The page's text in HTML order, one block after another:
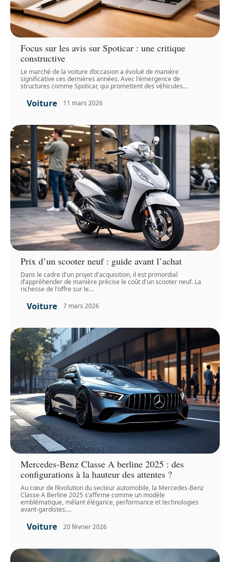
Focus sur les avis sur Spoticar : une critique
constructive
Le marché de la voiture d’occasion a évolué de manière
significative ces dernières années. Avec l'émergence de
structures comme Spoticar, qui promettent des véhicules…
Voiture 11 mars 2026
Prix d’un scooter neuf : guide avant l’achat
Dans le cadre d'un projet d'acquisition, il est primordial
d’appréhender de manière précise le coût d'un scooter neuf. La
richesse de l'offre sur le…
Voiture 7 mars 2026
Mercedes-Benz Classe A berline 2025 : des
configurations à la hauteur des attentes ?
Au cœur de l’évolution du secteur automobile, la Mercedes-Benz
Classe A Berline 2025 s’affirme comme un modèle
emblématique, mêlant élégance, performance et technologies
avant-gardistes.…
Voiture 20 février 2026